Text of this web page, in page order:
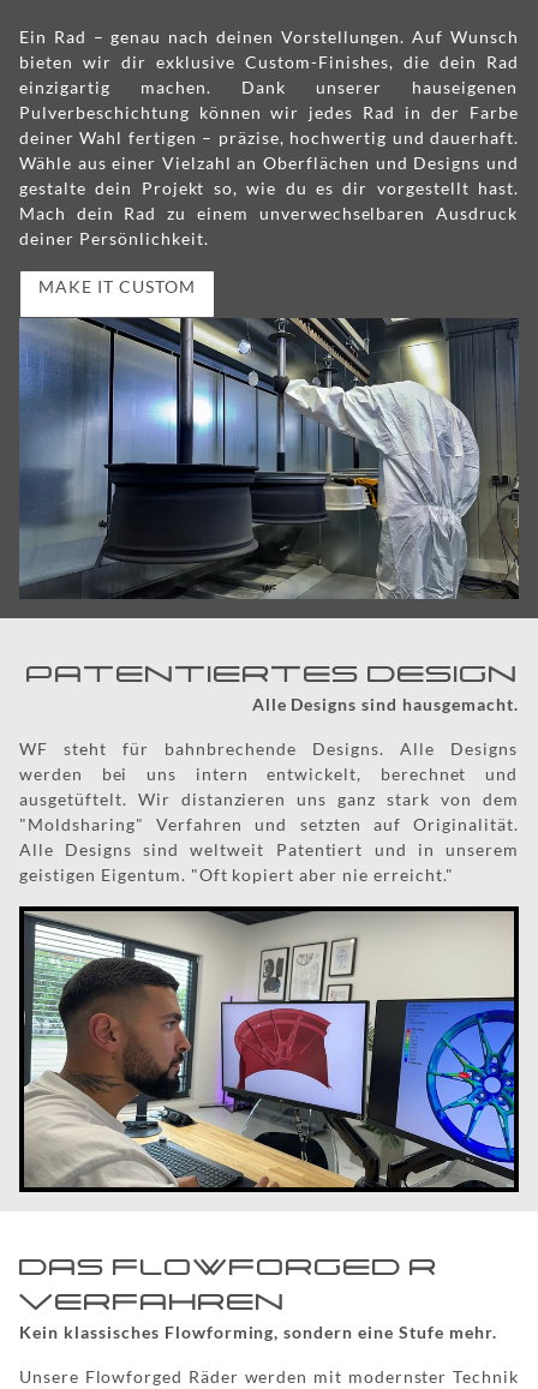
Ein Rad – genau nach deinen Vorstellungen. Auf Wunsch
bieten wir dir exklusive Custom-Finishes, die dein Rad
einzigartig machen. Dank unserer hauseigenen
Pulverbeschichtung können wir jedes Rad in der Farbe
deiner Wahl fertigen – präzise, hochwertig und dauerhaft.
Wähle aus einer Vielzahl an Oberflächen und Designs und
gestalte dein Projekt so, wie du es dir vorgestellt hast.
Mach dein Rad zu einem unverwechselbaren Ausdruck
deiner Persönlichkeit.
MAKE IT CUSTOM
PATENTIERTES DESIGN
Alle Designs sind hausgemacht.
WF steht für bahnbrechende Designs. Alle Designs
werden bei uns intern entwickelt, berechnet und
ausgetüftelt. Wir distanzieren uns ganz stark von dem
"Moldsharing" Verfahren und setzten auf Originalität.
Alle Designs sind weltweit Patentiert und in unserem
geistigen Eigentum. "Oft kopiert aber nie erreicht."
DAS FLOWFORGED R
VERFAHREN
Kein klassisches Flowforming, sondern eine Stufe mehr.
Unsere Flowforged Räder werden mit modernster Technik